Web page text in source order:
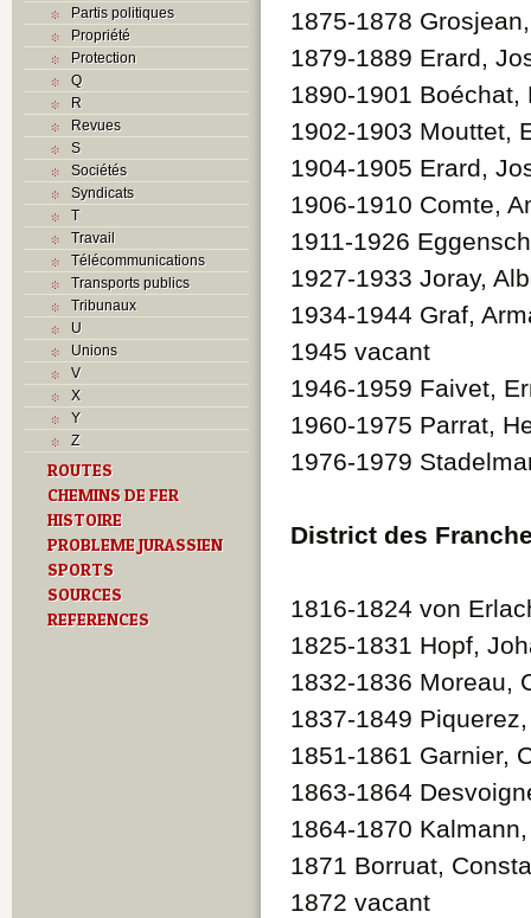
Partis politiques
Propriété
Protection
Q
R
Revues
S
Sociétés
Syndicats
T
Travail
Télécommunications
Transports publics
Tribunaux
U
Unions
V
X
Y
Z
ROUTES
CHEMINS DE FER
HISTOIRE
PROBLEME JURASSIEN
SPORTS
SOURCES
REFERENCES
1875-1878
1879-1889 Erard,
1890-1901 Boéchat,
1902-1903 Mouttet,
1904-1905 Erard,
1906-1910 Comte,
1911-1926
1927-1933 Joray,
1934-1944 Graf,
1945 vacant
1946-1959 Faivet,
1960-1975 Parrat,
1976-1979
District des
1816-1824 von
1825-1831 Hopf,
1832-1836 Moreau,
1837-1849
1851-1861 Garnier,
1863-1864
1864-1870
1871 Borruat,
1872 vacant